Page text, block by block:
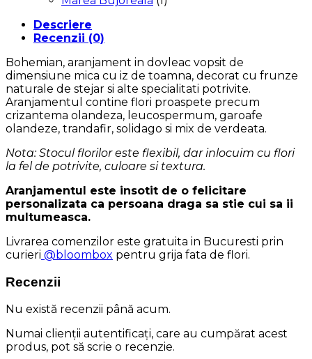
Descriere
Recenzii (0)
Bohemian, aranjament in dovleac vopsit de
dimensiune mica cu iz de toamna, decorat cu frunze
naturale de stejar si alte specialitati potrivite.
Aranjamentul contine flori proaspete precum
crizantema olandeza, leucospermum, garoafe
olandeze, trandafir, solidago si mix de verdeata.
Nota: Stocul florilor este flexibil, dar inlocuim cu flori
la fel de potrivite, culoare si textura.
Aranjamentul este insotit de o felicitare
personalizata ca persoana draga sa stie cui sa ii
multumeasca.
Livrarea comenzilor este gratuita in Bucuresti prin
curieri @bloombox pentru grija fata de flori.
Recenzii
Nu există recenzii până acum.
Numai clienții autentificați, care au cumpărat acest
produs, pot să scrie o recenzie.